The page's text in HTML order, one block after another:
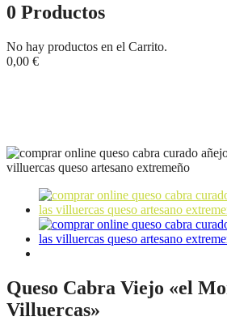
0 Productos
No hay productos en el Carrito.
0,00 €
Queso Cabra Viejo «el
Villuercas»